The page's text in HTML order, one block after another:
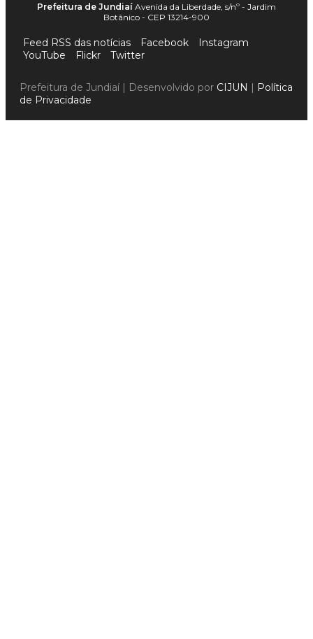
Prefeitura de Jundiaí Avenida da Liberdade, s/nº - Jardim
Botânico - CEP 13214-900
Feed RSS das notícias Facebook
Instagram
YouTube
Flickr Twitter
Prefeitura de Jundiaí | Desenvolvido por CIJUN | Política
de Privacidade